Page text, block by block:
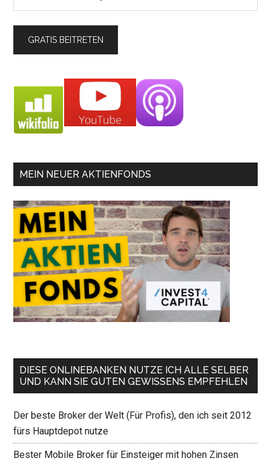
MEIN NEUER AKTIENFONDS
DIESE ONLINEBANKEN NUTZE ICH ALLE SELBER
UND KANN SIE GUTEN GEWISSENS EMPFEHLEN
Der beste Broker der Welt (Für Profis), den ich seit 2012
fürs Hauptdepot nutze
Bester Mobile Broker für Einsteiger mit hohen Zinsen